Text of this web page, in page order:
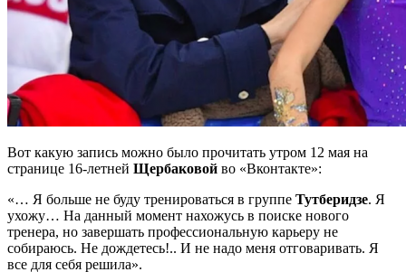
Вот какую запись можно было прочитать утром 12 мая на
странице 16-летней Щербаковой во «Вконтакте»:
«… Я больше не буду тренироваться в группе Тутберидзе. Я
ухожу… На данный момент нахожусь в поиске нового
тренера, но завершать профессиональную карьеру не
собираюсь. Не дождетесь!.. И не надо меня отговаривать. Я
все для себя решила».